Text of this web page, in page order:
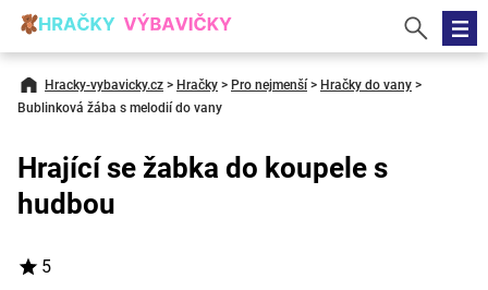
Hracky-vybavicky.cz > Hračky > Pro nejmenší > Hračky do vany >
Bublinková žába s melodií do vany
Hrající se žabka do koupele s
hudbou
5